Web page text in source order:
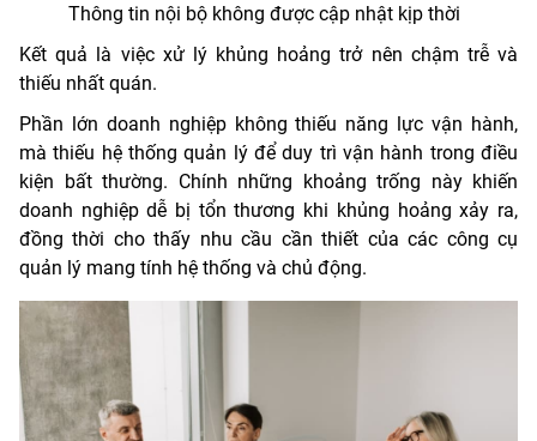
Thông tin nội bộ không được cập nhật kịp thời
Kết quả là việc xử lý khủng hoảng trở nên chậm trễ và
thiếu nhất quán.
Phần lớn doanh nghiệp không thiếu năng lực vận hành,
mà thiếu hệ thống quản lý để duy trì vận hành trong điều
kiện bất thường. Chính những khoảng trống này khiến
doanh nghiệp dễ bị tổn thương khi khủng hoảng xảy ra,
đồng thời cho thấy nhu cầu cần thiết của các công cụ
quản lý mang tính hệ thống và chủ động.